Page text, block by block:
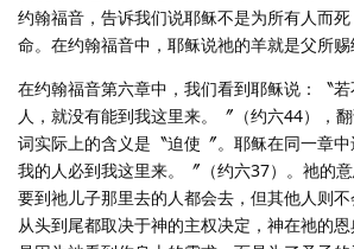
约翰福音，告诉我们说耶稣不是为所有人而
命。在约翰福音中，耶稣说祂的羊就是父所赐
在约翰福音第六章中，我们看到耶稣说：〝
人，就没有能到我这里来。〞（约六44），
词实际上的含义是〝迫使〞。耶稣在同一章
我的人必到我这里来。〞（约六37）。祂的
要到祂儿子那里去的人都会去，但其他人则
从头到尾都取决于神的主权决定，神在祂的